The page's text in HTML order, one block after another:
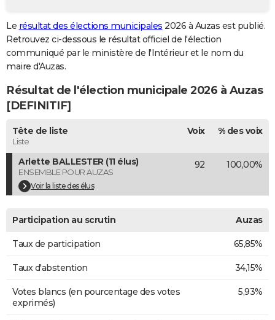
GUIDES D'ACHAT
BONS PLANS
CARTE DE VOEUX
Carte de Noël
Carte Bonne année
Carte Saint-Valentin
Carte Pâques
Carte d'anniversaire
DICTIONNAIRE
Dictionnaire
Biographies
Citations
Expressions
Proverbes
PROGRAMME TV
COPAINS D'AVANT
S'inscrire
Se connecter
Lycées
Collèges
Primaires
Universités
Entreprises
Service militaire
Avis de recherche
AVIS DE DÉCÈS
FORUM
Le résultat des élections municipales 2026 à Auzas est publié.
Retrouvez ci-dessous le résultat officiel de l'élection
communiqué par le ministère de l'Intérieur et le nom du
maire d'Auzas.
Résultat de l'élection municipale 2026 à Auzas
[DEFINITIF]
Tête de liste
Liste
Voix % des voix
Arlette BALLESTER (11 élus)
ENSEMBLE POUR AUZAS
Voir la liste des élus
92 100,00%
Participation au scrutin Auzas
Taux de participation 65,85%
Taux d'abstention 34,15%
Votes blancs (en pourcentage des votes
exprimés)
5,93%